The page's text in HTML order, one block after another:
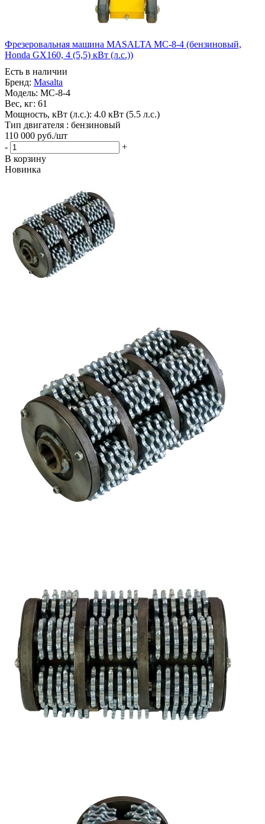
Фрезеровальная машина MASALTA MC-8-4 (бензиновый,
Honda GX160, 4 (5,5) кВт (л.с.))
Есть в наличии
Бренд: Masalta
Модель: MC-8-4
Вес, кг: 61
Мощность, кВт (л.с.): 4.0 кВт (5.5 л.с.)
Тип двигателя : бензиновый
110 000 руб./шт
-
+
В корзину
Новинка